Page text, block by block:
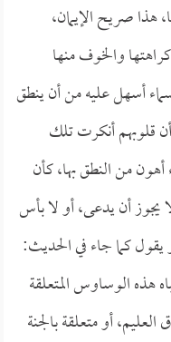
هذا صريح الإيمان،
والخوف منها
أسهل عليه من أن ينطق
قلوبهم أنكرت تلك
من النطق بها، كأن
يجوز أن يدعى، أو لا بأس
يقول كما جاء في الحديث:
هذه الوساوس المتعلقة
أو متعلقة بالجنة